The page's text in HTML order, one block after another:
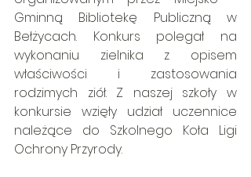
Gminną Bibliotekę Publiczną w
Bełżycach. Konkurs polegał na
wykonaniu zielnika z opisem
właściwości i zastosowania
rodzimych ziół. Z naszej szkoły w
konkursie wzięły udział uczennice
należące do Szkolnego Koła Ligi
Ochrony Przyrody.